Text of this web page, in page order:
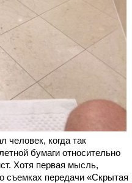
человек, когда так
бумаги относительно
Хотя первая мысль,
съемках передачи «Скрытая